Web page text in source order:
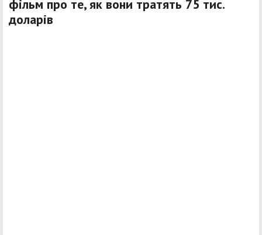
фільм про те, як вони тратять 75 тис.
доларів